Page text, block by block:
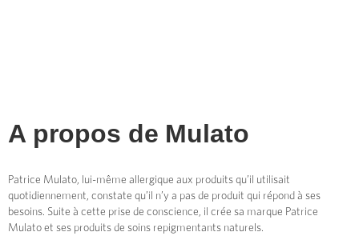
A propos de Mulato
Patrice Mulato, lui-même allergique aux produits qu’il utilisait
quotidiennement, constate qu’il n’y a pas de produit qui répond à ses
besoins. Suite à cette prise de conscience, il crée sa marque Patrice
Mulato et ses produits de soins repigmentants naturels.